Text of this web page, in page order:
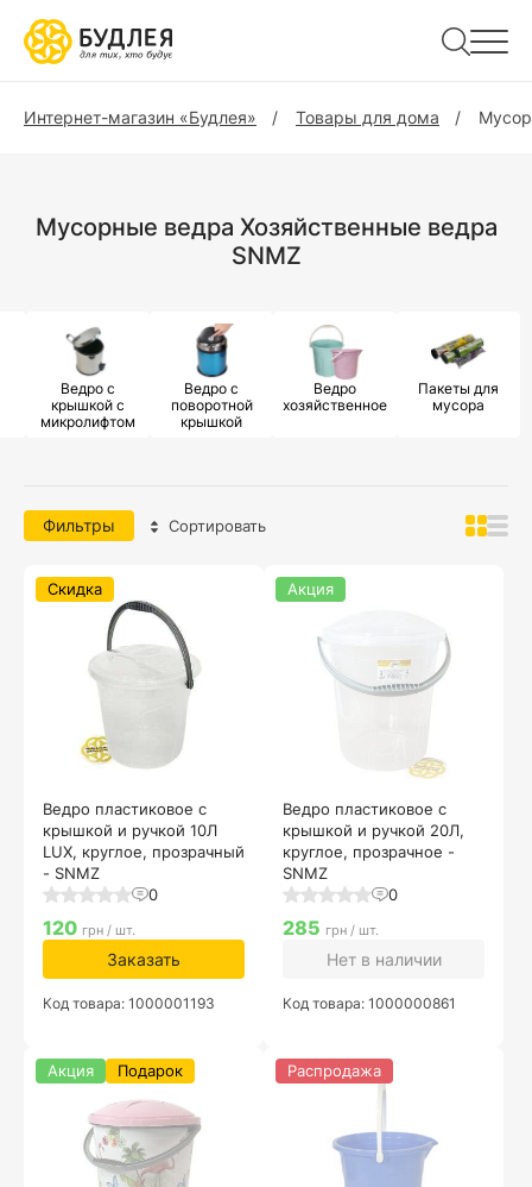
Интернет-магазин «Будлея» Товары для дома
Мусорные ведра Хозяйственные ведра
SNMZ
Ведро с
крышкой с
микролифтом
Ведро с
поворотной
крышкой
Ведро
хозяйственное
Пакеты для
мусора
Фильтры Сортировать
Ведро пластиковое с
крышкой и ручкой 10Л
LUX, круглое, прозрачный
- SNMZ
0
Скидка
120 грн / шт.
Заказать
Код товара: 1000001193
Ведро пластиковое с
крышкой и ручкой 20Л,
круглое, прозрачное -
SNMZ
0
Акция
285 грн / шт.
Нет в наличии
Код товара: 1000000861
Акция Подарок Распродажа